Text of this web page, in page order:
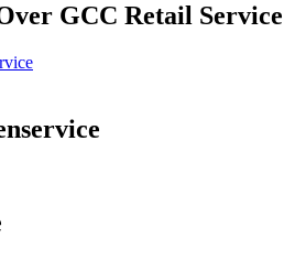
GCC Retail Service